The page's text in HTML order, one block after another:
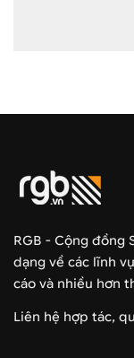
RGB - Cộng đồng
dạng về các lĩnh
cáo và nhiều hơn
Liên hệ hợp tác,